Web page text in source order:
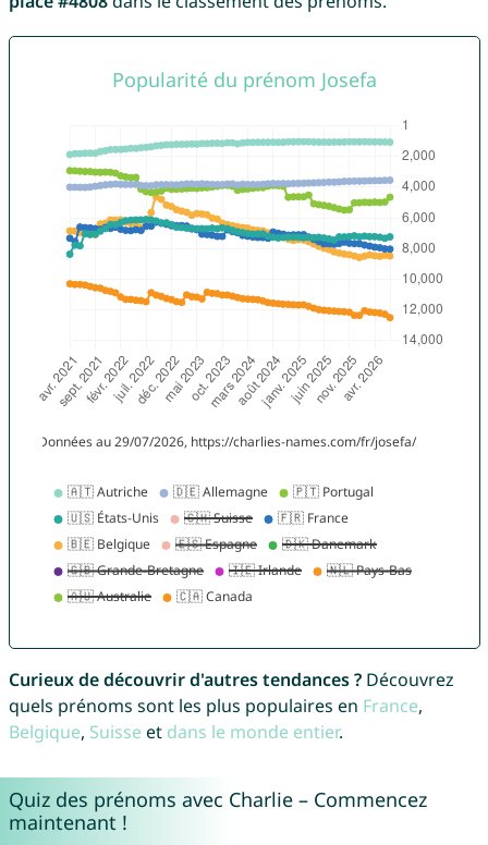
Curieux de découvrir d'autres tendances ?Découvrez
quels prénoms sont les plus populaires en France,
Belgique, Suisse et dans le monde entier.
Quiz des prénoms avec Charlie – Commencez
maintenant !